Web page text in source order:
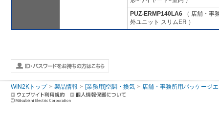
PUZ-ERMP140LA6 （ 店舗・事
外ユニット スリムER ）
WIN2Kトップ 製品情報 [業務用]空調・換気 店舗・事務所用パッケージ